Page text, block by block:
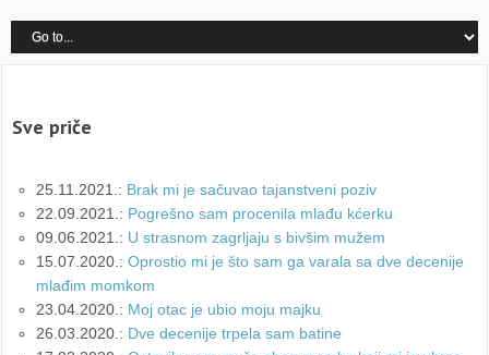
Sve priče
25.11.2021.: Brak mi je sačuvao tajanstveni poziv
22.09.2021.: Pogrešno sam procenila mlađu kćerku
09.06.2021.: U strasnom zagrljaju s bivšim mužem
15.07.2020.:Oprostio mi je što sam ga varala sa dve decenije
mlađim momkom
23.04.2020.: Moj otac je ubio moju majku
26.03.2020.: Dve decenije trpela sam batine